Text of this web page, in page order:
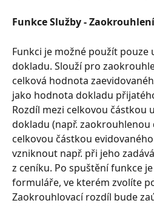
Funkce Služby -
Funkci je možné použít pouze
dokladu. Slouží pro
celková hodnota
jako hodnota dokladu
Rozdíl mezi celkovou částkou
dokladu (např. zaokrouhlenou
celkovou částkou
vzniknout např. při jeho
z ceníku. Po spuštění funkce
formuláře, ve kterém zvolíte
Zaokrouhlovací rozdíl bude